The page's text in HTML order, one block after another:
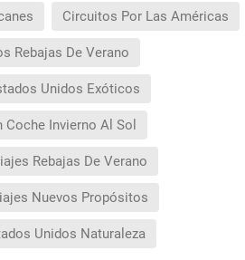
Circuitos Por Las Américas
Rebajas De Verano
Unidos Exóticos
Coche Invierno Al Sol
Rebajas De Verano
Nuevos Propósitos
Unidos Naturaleza